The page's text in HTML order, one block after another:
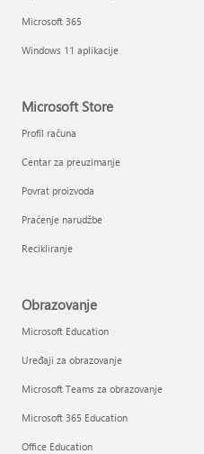
Microsoft 365
Windows 11 aplikacije
Microsoft Store
Profil računa
Centar za preuzimanje
Povrat proizvoda
Praćenje narudžbe
Recikliranje
Obrazovanje
Microsoft Education
Uređaji za obrazovanje
Microsoft Teams za obrazovanje
Microsoft 365 Education
Office Education